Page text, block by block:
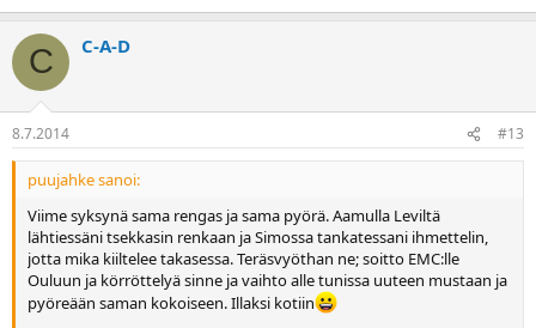
C C-A-D
8.7.2014 #13
puujahke sanoi:
Viime syksynä sama rengas ja sama pyörä. Aamulla Leviltä
lähtiessäni tsekkasin renkaan ja Simossa tankatessani ihmettelin,
jotta mika kiiltelee takasessa. Teräsvyöthan ne; soitto EMC:lle
Ouluun ja körröttelyä sinne ja vaihto alle tunissa uuteen mustaan ja
pyöreään saman kokoiseen. Illaksi kotiin